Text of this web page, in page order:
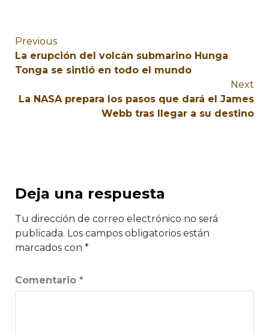
Previous
La erupción del volcán submarino Hunga
Tonga se sintió en todo el mundo
Next
La NASA prepara los pasos que dará el James
Webb tras llegar a su destino
Deja una respuesta
Tu dirección de correo electrónico no será
publicada. Los campos obligatorios están
marcados con *
Comentario *